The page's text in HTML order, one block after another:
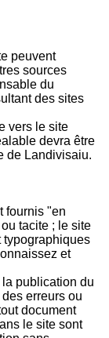
peuvent
sources
du
des sites
vers le site
devra être
de Landivisaiu.
fournis "en
tacite ; le site
typographiques
et
publication du
erreurs ou
document
le site sont